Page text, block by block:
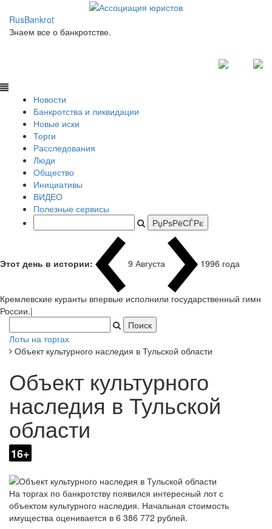
RusBankrot
Знаем все о банкротстве.
Новости
Банкротства и ликвидации
Новые иски
Торги
Расследования
Люди
Общество
Инициативы
ВИДЕО
Полезные сервисы
Этот день в истории: 9 Августа 1996 года
Кремлевские куранты впервые исполнили государственный гимн
России.|
Лоты на торгах
Объект культурного наследия в Тульской области
Объект культурного
наследия в Тульской
области
16+
На торгах по банкротству появился интересный лот с
объектом культурного наследия. Начальная стоимость
имущества оценивается в 6 386 772 рублей.